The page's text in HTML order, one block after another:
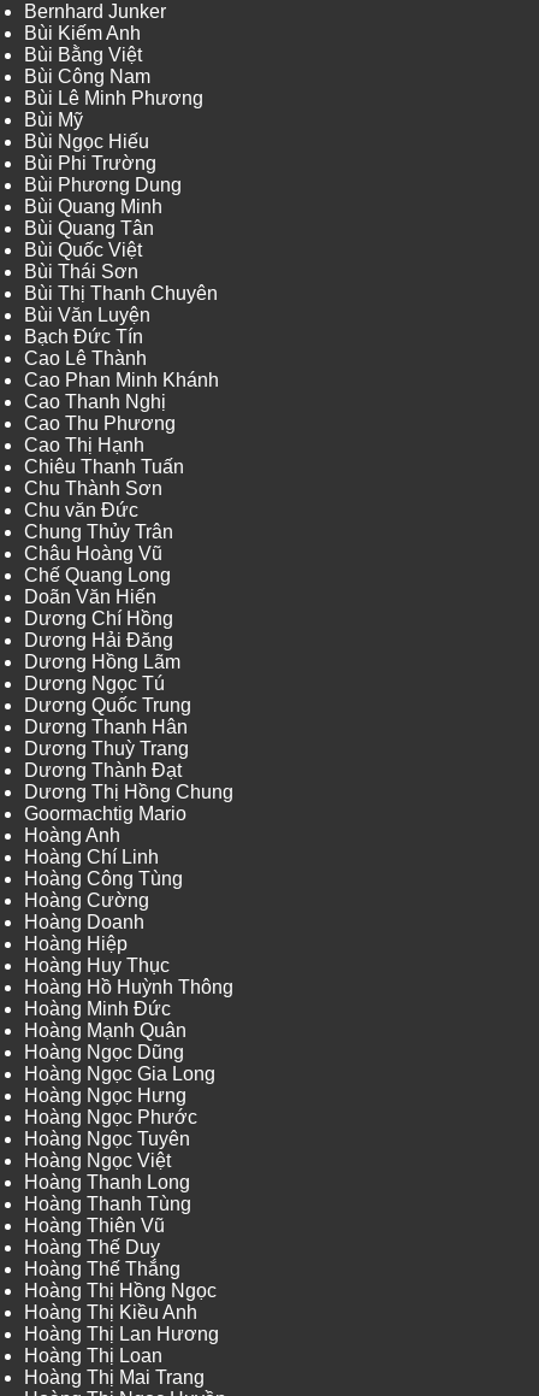
Bernhard Junker
Bùi Kiếm Anh
Bùi Bằng Việt
Bùi Công Nam
Bùi Lê Minh Phương
Bùi Mỹ
Bùi Ngọc Hiếu
Bùi Phi Trường
Bùi Phương Dung
Bùi Quang Minh
Bùi Quang Tân
Bùi Quốc Việt
Bùi Thái Sơn
Bùi Thị Thanh Chuyên
Bùi Văn Luyện
Bạch Đức Tín
Cao Lê Thành
Cao Phan Minh Khánh
Cao Thanh Nghị
Cao Thu Phương
Cao Thị Hạnh
Chiêu Thanh Tuấn
Chu Thành Sơn
Chu văn Đức
Chung Thủy Trân
Châu Hoàng Vũ
Chế Quang Long
Doãn Văn Hiến
Dương Chí Hồng
Dương Hải Đăng
Dương Hồng Lãm
Dương Ngọc Tú
Dương Quốc Trung
Dương Thanh Hân
Dương Thuỳ Trang
Dương Thành Đạt
Dương Thị Hồng Chung
Goormachtig Mario
Hoàng Anh
Hoàng Chí Linh
Hoàng Công Tùng
Hoàng Cường
Hoàng Doanh
Hoàng Hiệp
Hoàng Huy Thục
Hoàng Hồ Huỳnh Thông
Hoàng Minh Đức
Hoàng Mạnh Quân
Hoàng Ngọc Dũng
Hoàng Ngọc Gia Long
Hoàng Ngọc Hưng
Hoàng Ngọc Phước
Hoàng Ngọc Tuyên
Hoàng Ngọc Việt
Hoàng Thanh Long
Hoàng Thanh Tùng
Hoàng Thiên Vũ
Hoàng Thế Duy
Hoàng Thế Thắng
Hoàng Thị Hồng Ngọc
Hoàng Thị Kiều Anh
Hoàng Thị Lan Hương
Hoàng Thị Loan
Hoàng Thị Mai Trang